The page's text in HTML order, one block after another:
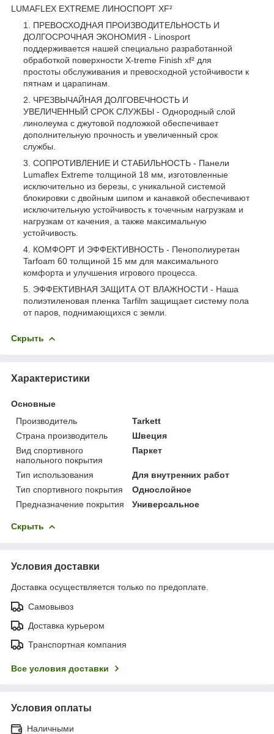
LUMAFLEX EXTREME ЛИНОСПОРТ XF²
ПРЕВОСХОДНАЯ ПРОИЗВОДИТЕЛЬНОСТЬ И
ДОЛГОСРОЧНАЯ ЭКОНОМИЯ - Linosport
поддерживается нашей специально разработанной
обработкой поверхности X-treme Finish xf² для
простоты обслуживания и превосходной устойчивости к
пятнам и царапинам.
ЧРЕЗВЫЧАЙНАЯ ДОЛГОВЕЧНОСТЬ И
УВЕЛИЧЕННЫЙ СРОК СЛУЖБЫ - Однородный слой
линолеума с джутовой подложкой обеспечивает
дополнительную прочность и увеличенный срок
службы.
СОПРОТИВЛЕНИЕ И СТАБИЛЬНОСТЬ - Панели
Lumaflex Extreme толщиной 18 мм, изготовленные
исключительно из березы, с уникальной системой
блокировки с двойным шипом и канавкой обеспечивают
исключительную устойчивость к точечным нагрузкам и
нагрузкам от качения, а также максимальную
устойчивость.
КОМФОРТ И ЭФФЕКТИВНОСТЬ - Пенополиуретан
Tarfoam 60 толщиной 15 мм для максимального
комфорта и улучшения игрового процесса.
ЭФФЕКТИВНАЯ ЗАЩИТА ОТ ВЛАЖНОСТИ - Наша
полиэтиленовая пленка Tarfilm защищает систему пола
от паров, поднимающихся с земли.
Скрыть
Характеристики
Основные
Производитель
Tarkett
Страна производитель
Швеция
Вид спортивного
напольного покрытия
Паркет
Тип использования
Для внутренних работ
Тип спортивного покрытия
Однослойное
Предназначение покрытия
Универсальное
Скрыть
Условия доставки
Доставка осуществляется только по предоплате.
Самовывоз
Доставка курьером
Транспортная компания
Все условия доставки
Условия оплаты
Наличными